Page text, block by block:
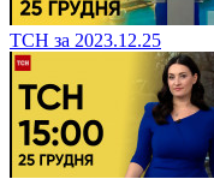
ТСН за 2023.12.25